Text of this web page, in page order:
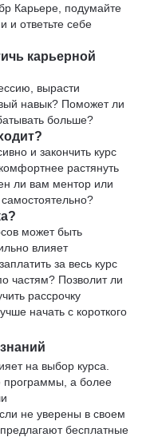
Карьере, подумайте
и ответьте себе
карьерной
вырасти
навык? Поможет ли
больше?
и закончить курс
растянуть
ли вам ментор или
может быть
влияет
за весь курс
частям? Позволит ли
рассрочку
начать с короткого
на выбор курса.
программы, а более
не уверены в своем
бесплатные